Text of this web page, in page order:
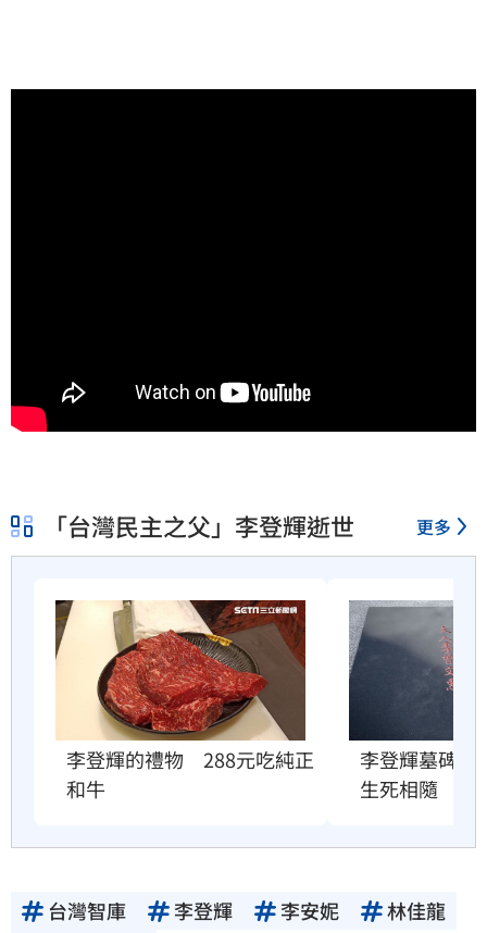
「台灣民主之父」李登輝逝世 更多
李登輝的禮物　288元吃純正
和牛
李登輝墓碑刻
生死相隨
台灣智庫 李登輝 李安妮
林佳龍